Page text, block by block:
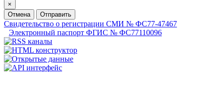
×
Отмена
Отправить
Свидетельство о регистрации СМИ № ФС77-47467
Электронный паспорт ФГИС № ФС77110096